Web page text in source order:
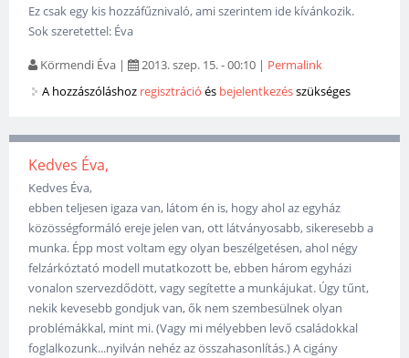
Ez csak egy kis hozzáfűznivaló, ami szerintem ide kívánkozik.
Sok szeretettel: Éva
Körmendi Éva | 2013. szep. 15. - 00:10 | Permalink
A hozzászóláshoz regisztráció és bejelentkezésszükséges
Kedves Éva,
Kedves Éva,
ebben teljesen igaza van, látom én is, hogy ahol az egyház
közösségformáló ereje jelen van, ott látványosabb, sikeresebb a
munka. Épp most voltam egy olyan beszélgetésen, ahol négy
felzárkóztató modell mutatkozott be, ebben három egyházi
vonalon szervezdődött, vagy segítette a munkájukat. Úgy tűnt,
nekik kevesebb gondjuk van, ők nem szembesülnek olyan
problémákkal, mint mi. (Vagy mi mélyebben levő családokkal
foglalkozunk...nyilván nehéz az összahasonlítás.) A cigány